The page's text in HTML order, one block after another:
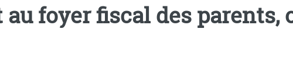
foyer fiscal des parents,